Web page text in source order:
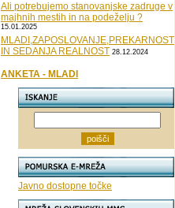
Ali potrebujemo stanovanjske zadruge v
majhnih mestih in na podeželju ?
15.01.2025
MLADI,ZAPOSLOVANJE,PREKARNOST
IN SEDANJA REALNOST 28.12.2024
ANKETA - MLADI
Javno dostopne točke